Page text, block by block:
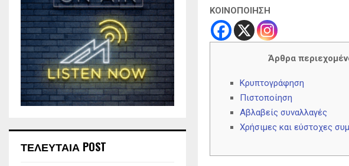
ΚΟΙΝΟΠΟΙΗΣΗ
Άρθρα
Κρυπτογράφηση
Πιστοποίηση
Αβλαβείς συναλλαγές
Χρήσιμες και εύστοχες
ΤΕΛΕΥΤΑΙΑ POST